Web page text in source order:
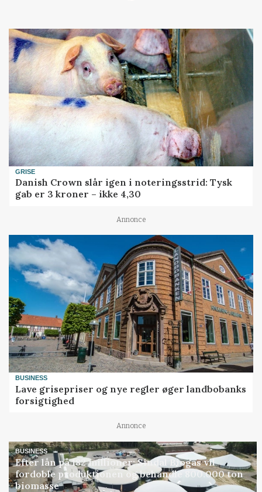
GRISE
Danish Crown slår igen i noteringsstrid: Tysk
gab er 3 kroner – ikke 4,30
Annonce
BUSINESS
Lave grisepriser og nye regler øger landbobanks
forsigtighed
Annonce
BUSINESS
Efter lån på 182 millioner: Sindal Biogas vil
fordoble produktionen og behandle 800.000 ton
biomasse